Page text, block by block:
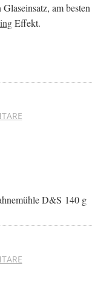
am besten
Effekt.
D&S 140 g